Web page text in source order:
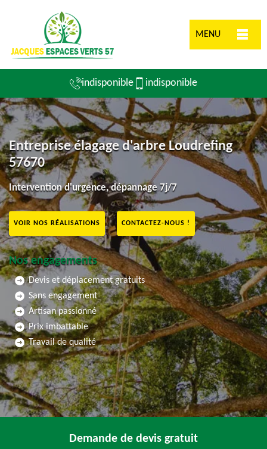
MENU
indisponible indisponible
Entreprise élagage d'arbre Loudrefing
57670
Intervention d'urgence, dépannage 7j/7
VOIR NOS RÉALISATIONS CONTACTEZ-NOUS !
Nos engagements
Devis et déplacement gratuits
Sans engagement
Artisan passionné
Prix imbattable
Travail de qualité
Demande de devis gratuit